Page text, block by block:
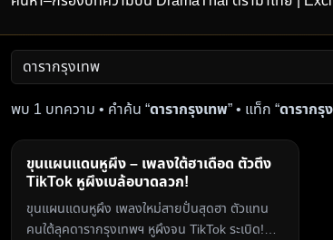
พบ 1 บทความ • คำค้น “ดารากรุงเทพ” • แท็ก “ดารากรุ
ขุนแผนแดนหูผึง – เพลงใต้ฮาเดือด ตัวตึง
TikTok หูผึงเบล้อบาดลวก!
ขุนแผนแดนหูผึง เพลงใหม่สายปั่นสุดฮา ตัวแทน
คนใต้ลุคดารากรุงเทพฯ หูผึงจน TikTok ระเบิด!